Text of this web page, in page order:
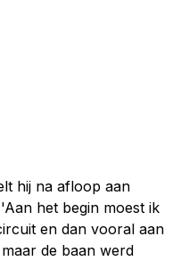
hij na afloop aan
het begin moest ik
en dan vooral aan
de baan werd